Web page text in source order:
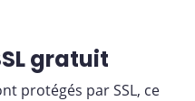
gratuit
protégés par SSL, ce